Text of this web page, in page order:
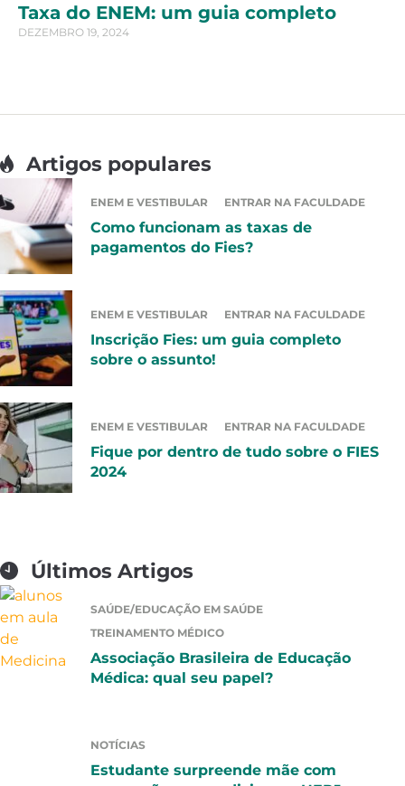
Taxa do ENEM: um guia completo
DEZEMBRO 19, 2024
Artigos populares
ENEM E VESTIBULAR ENTRAR NA FACULDADE
Como funcionam as taxas de
pagamentos do Fies?
ENEM E VESTIBULAR ENTRAR NA FACULDADE
Inscrição Fies: um guia completo
sobre o assunto!
ENEM E VESTIBULAR ENTRAR NA FACULDADE
Fique por dentro de tudo sobre o FIES
2024
Últimos Artigos
SAÚDE/EDUCAÇÃO EM SAÚDE
TREINAMENTO MÉDICO
Associação Brasileira de Educação
Médica: qual seu papel?
NOTÍCIAS
Estudante surpreende mãe com